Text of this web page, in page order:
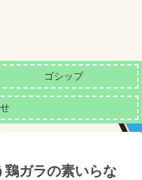
ゴシップ
鶏ガラの素いらな